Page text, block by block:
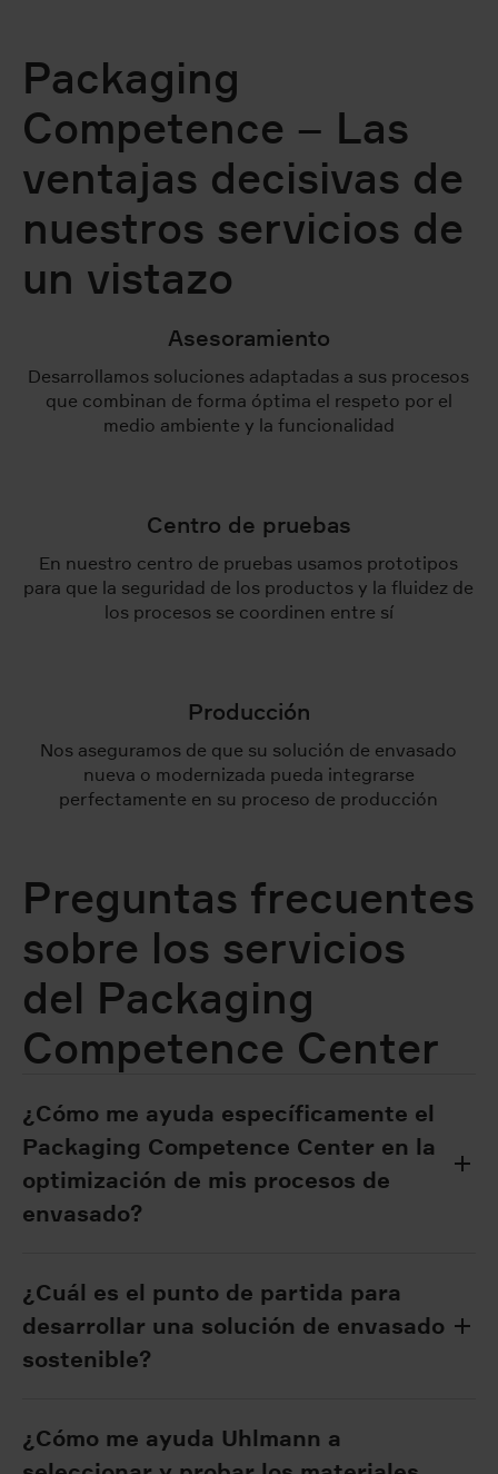
Packaging
Competence – Las
ventajas decisivas de
nuestros servicios de
un vistazo
Asesoramiento
Desarrollamos soluciones adaptadas a sus procesos
que combinan de forma óptima el respeto por el
medio ambiente y la funcionalidad
Centro de pruebas
En nuestro centro de pruebas usamos prototipos
para que la seguridad de los productos y la fluidez de
los procesos se coordinen entre sí
Producción
Nos aseguramos de que su solución de envasado
nueva o modernizada pueda integrarse
perfectamente en su proceso de producción
Preguntas frecuentes
sobre los servicios
del Packaging
Competence Center
¿Cómo me ayuda específicamente el
Packaging Competence Center en la
optimización de mis procesos de
envasado?
¿Cuál es el punto de partida para
desarrollar una solución de envasado
sostenible?
¿Cómo me ayuda Uhlmann a